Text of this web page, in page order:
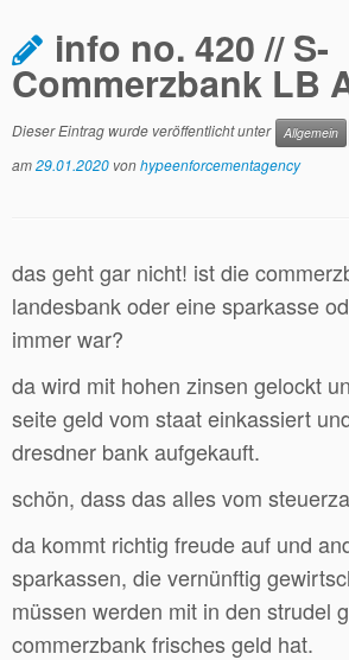
info no. 420 // S-
Commerzbank LB
Dieser Eintrag wurde veröffentlicht unter Allgemein
am29.01.2020 vonhypeenforcementagency
das geht gar nicht! ist die
landesbank oder eine sparkasse
immer war?
da wird mit hohen zinsen gelockt
seite geld vom staat einkassiert
dresdner bank aufgekauft.
schön, dass das alles vom
da kommt richtig freude auf und
sparkassen, die vernünftig
müssen werden mit in den strudel
commerzbank frisches geld hat.